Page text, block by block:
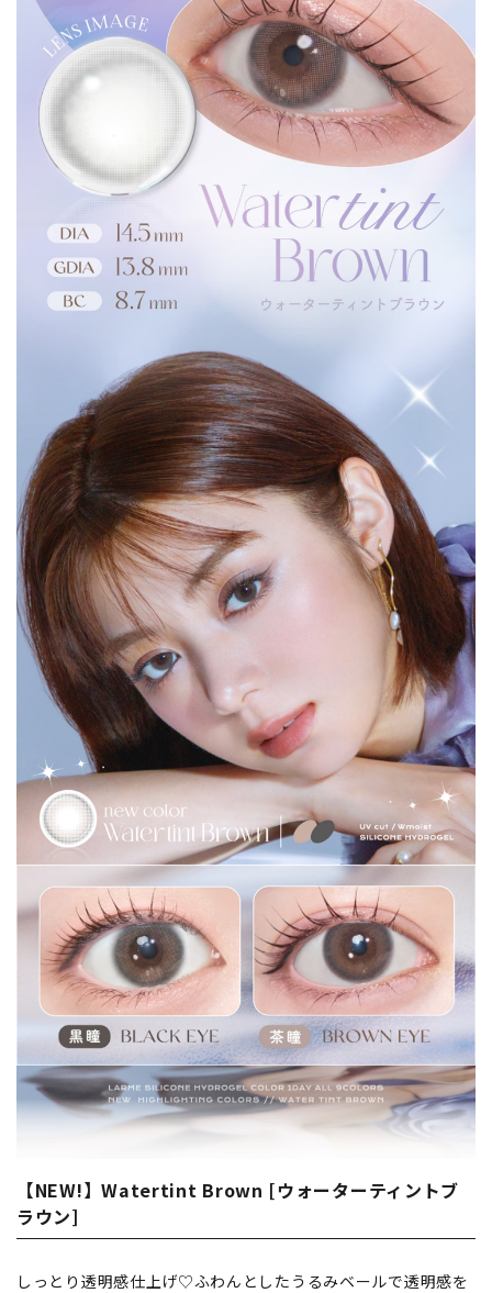
【NEW!】Watertint Brown [ウォーターティントブ
ラウン]
しっとり透明感仕上げ♡ふわんとしたうるみベールで透明感を